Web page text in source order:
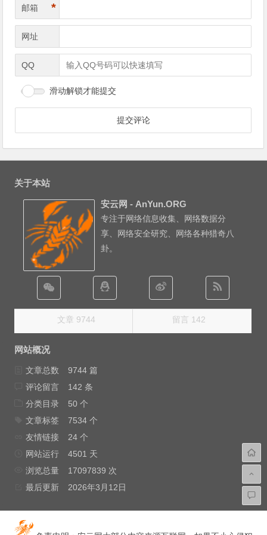
邮箱 *
网址
QQ
滑动解锁才能提交
关于本站
安云网 - AnYun.ORG
专注于网络信息收集、网络数据分
享、网络安全研究、网络各种猎奇八
卦。
文章 9744 留言 142
网站概况
文章总数
9744 篇
评论留言
142 条
分类目录
50 个
文章标签
7534 个
友情链接
24 个
网站运行
4501 天
浏览总量
17097839 次
最后更新
2026年3月12日